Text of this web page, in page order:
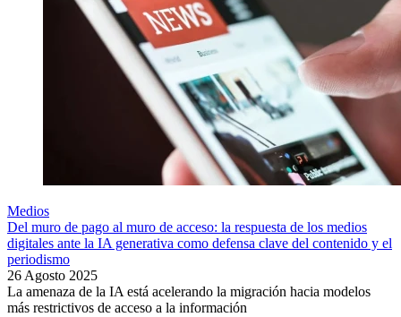
Medios
Del muro de pago al muro de acceso: la respuesta de los medios
digitales ante la IA generativa como defensa clave del contenido y el
periodismo
26 Agosto 2025
La amenaza de la IA está acelerando la migración hacia modelos
más restrictivos de acceso a la información